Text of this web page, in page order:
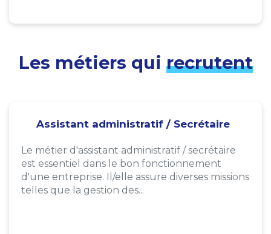
Les métiers qui recrutent
Assistant administratif / Secrétaire
Le métier d'assistant administratif / secrétaire
est essentiel dans le bon fonctionnement
d'une entreprise. Il/elle assure diverses missions
telles que la gestion des...